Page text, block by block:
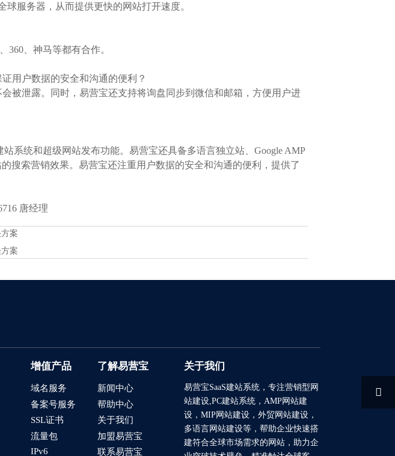
服务器，从而提供更快的网站打开速度。
360、神马等都有合作。
用户数据的安全和沟通的便利？
被泄露。同时，易营宝还支持将询盘同步到微信和邮箱，方便用户进
系统和超级网站发布功能。易营宝还具备多语言独立站、Google AMP
搜索营销效果。易营宝还注重用户数据的安全和沟通的便利，提供了
唐经理
案
案
增值产品
域名服务
备案号服务
SSL证书
流量包
IPv6
了解易营宝
新闻中心
帮助中心
关于我们
加盟易营宝
联系易营宝
关于我们
易营宝SaaS建站系统，专注营销型网
站建设,PC建站系统，AMP网站建
设，MIP网站建设，外贸网站建设，
多语言网站建设等，帮助企业快速搭
建符合全球市场需求的网站，助力企
